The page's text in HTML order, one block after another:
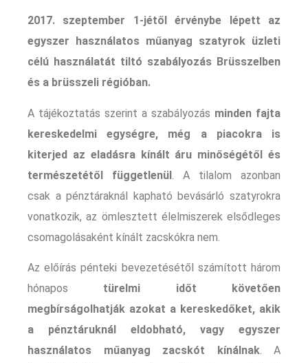
2017. szeptember 1-jétől érvénybe lépett az
egyszer használatos műanyag szatyrok üzleti
célú használatát tiltó szabályozás Brüsszelben
és a brüsszeli régióban.
A tájékoztatás szerint a szabályozás minden fajta
kereskedelmi egységre, még a piacokra is
kiterjed az eladásra kínált áru minőségétől és
természetétől függetlenül . A tilalom azonban
csak a pénztáraknál kapható bevásárló szatyrokra
vonatkozik, az ömlesztett élelmiszerek elsődleges
csomagolásaként kínált zacskókra nem.
Az előírás pénteki bevezetésétől számított három
hónapos türelmi időt követően
megbírságolhatják azokat a kereskedőket, akik
a pénztáruknál eldobható, vagy egyszer
használatos műanyag zacskót kínálnak. A